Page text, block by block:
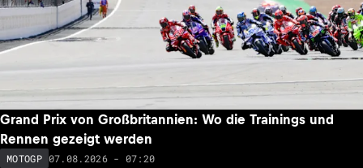
Grand Prix von Großbritannien: Wo die Trainings und
Rennen gezeigt werden
MOTOGP 07.08.2026 - 07:20